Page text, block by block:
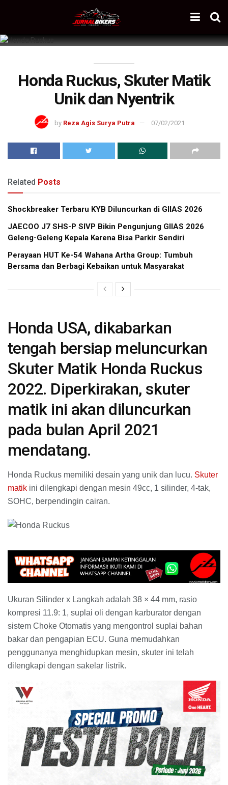
Honda Ruckus, Skuter Matik
Unik dan Nyentrik
by Reza Agis Surya Putra 07/02/2021
Related Posts
Shockbreaker Terbaru KYB Diluncurkan di GIIAS 2026
JAECOO J7 SHS-P SIVP Bikin Pengunjung GIIAS 2026
Geleng-Geleng Kepala Karena Bisa Parkir Sendiri
Perayaan HUT Ke-54 Wahana Artha Group: Tumbuh
Bersama dan Berbagi Kebaikan untuk Masyarakat
Honda USA, dikabarkan
tengah bersiap meluncurkan
Skuter Matik Honda Ruckus
2022. Diperkirakan, skuter
matik ini akan diluncurkan
pada bulan April 2021
mendatang.
Honda Ruckus memiliki desain yang unik dan lucu. Skuter
matik ini dilengkapi dengan mesin 49cc, 1 silinder, 4-tak,
SOHC, berpendingin cairan.
Ukuran Silinder x Langkah adalah 38 × 44 mm, rasio
kompresi 11.9: 1, suplai oli dengan karburator dengan
sistem Choke Otomatis yang mengontrol suplai bahan
bakar dan pengapian ECU. Guna memudahkan
penggunanya menghidupkan mesin, skuter ini telah
dilengkapi dengan sakelar listrik.